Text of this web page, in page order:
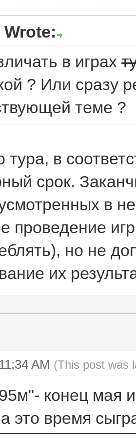
в играх
? Или сразу
теме ?
тура, в
срок.
в
проведение
но не
их
AM (This post was
конец мая
это время